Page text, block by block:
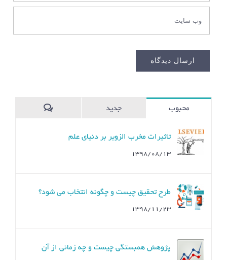
محبوب جدید
تاثیرات مخرب الزویر بر دنیای علم
۱۳۹۸/۰۸/۱۳
طرح تحقیق چیست و چگونه انتخاب می شود؟
۱۳۹۸/۱۱/۲۳
پژوهش همبستگی چیست و چه زمانی از آن